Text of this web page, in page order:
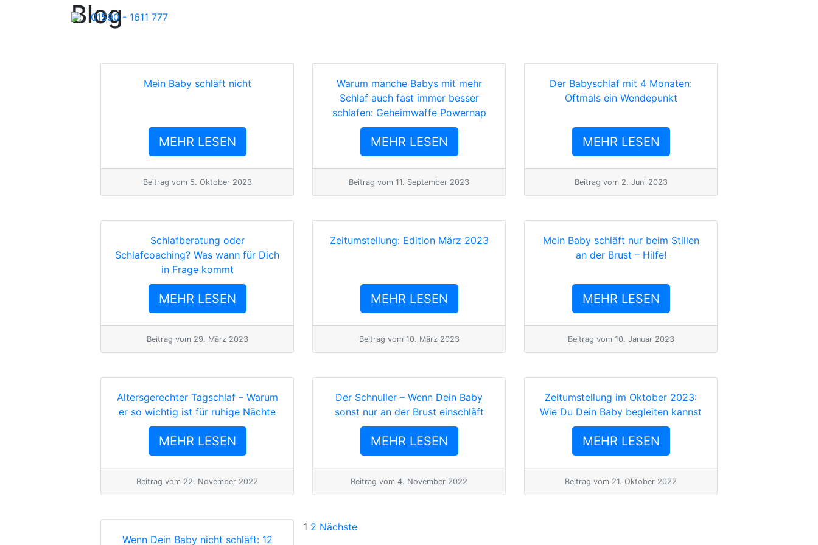
01590 - 1611 777
Blog
Mein Baby schläft nicht
MEHR LESEN
Beitrag vom 5. Oktober 2023
Warum manche Babys mit mehr
Schlaf auch fast immer besser
schlafen: Geheimwaffe Powernap
MEHR LESEN
Beitrag vom 11. September 2023
Der Babyschlaf mit 4 Monaten:
Oftmals ein Wendepunkt
MEHR LESEN
Beitrag vom 2. Juni 2023
Schlafberatung oder
Schlafcoaching? Was wann für Dich
in Frage kommt
MEHR LESEN
Beitrag vom 29. März 2023
Zeitumstellung: Edition März 2023
MEHR LESEN
Beitrag vom 10. März 2023
Mein Baby schläft nur beim Stillen
an der Brust – Hilfe!
MEHR LESEN
Beitrag vom 10. Januar 2023
Altersgerechter Tagschlaf – Warum
er so wichtig ist für ruhige Nächte
MEHR LESEN
Beitrag vom 22. November 2022
Der Schnuller – Wenn Dein Baby
sonst nur an der Brust einschläft
MEHR LESEN
Beitrag vom 4. November 2022
Zeitumstellung im Oktober 2023:
Wie Du Dein Baby begleiten kannst
MEHR LESEN
Beitrag vom 21. Oktober 2022
Wenn Dein Baby nicht schläft: 12
Seitennummerierung
1 2 Nächste